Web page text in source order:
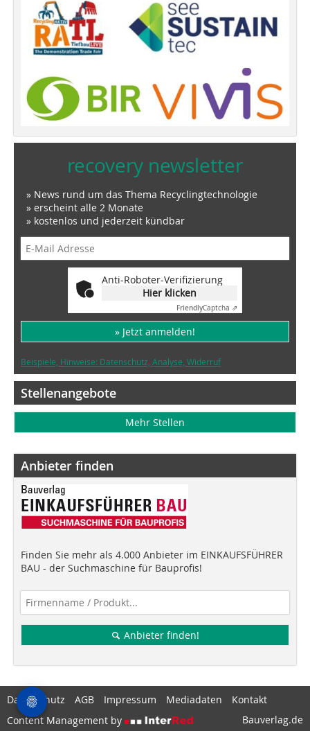
recovery newsletter
» News rund um das Thema Recyclingtechnologie
» erscheint alle 2 Monate
» kostenlos und jederzeit kündbar
Anti-Roboter-Verifizierung
Hier klicken
FriendlyCaptcha ⇗
» Jetzt anmelden!
Beispiele, Hinweise: Datenschutz, Analyse, Widerruf
Stellenangebote
Mehr Stellen
Anbieter finden
Finden Sie mehr als 4.000 Anbieter im EINKAUFSFÜHRER
BAU - der Suchmaschine für Bauprofis!
Anbieter finden!
Datenschutz AGB Impressum Mediadaten
Kontakt
Content Management by
Bauverlag.de